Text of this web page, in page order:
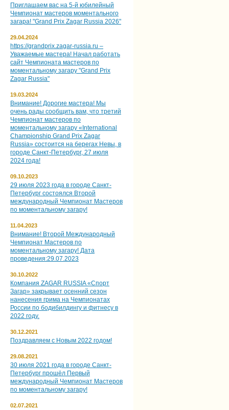
Приглашаем вас на 5‑й юбилейный
Чемпионат мастеров моментального
загара! "Grand Prix Zagar Russia 2026"
29.04.2024
https://grandprix.zagar-russia.ru –
Уважаемые мастера! Начал работать
сайт Чемпионата мастеров по
моментальному загару "Grand Prix
Zagar Russia"
19.03.2024
Внимание! Дорогие мастера! Мы
очень рады сообщить вам, что третий
Чемпионат мастеров по
моментальному загару «International
Championship Grand Prix Zagar
Russia» состоится на берегах Невы, в
городе Санкт-Петербург, 27 июля
2024 года!
09.10.2023
29 июля 2023 года в городе Санкт-
Петербург состоялся Второй
международный Чемпионат Мастеров
по моментальному загару!
11.04.2023
Внимание! Второй Международный
Чемпионат Мастеров по
моментальному загару! Дата
проведения:29.07.2023
30.10.2022
Компания ZAGAR RUSSIA «Спорт
Загар» закрывает осенний сезон
нанесения грима на Чемпионатах
России по бодибилдингу и фитнесу в
2022 году.
30.12.2021
Поздравляем с Новым 2022 годом!
29.08.2021
30 июля 2021 года в городе Санкт-
Петербург прошёл Первый
международный Чемпионат Мастеров
по моментальному загару!
02.07.2021